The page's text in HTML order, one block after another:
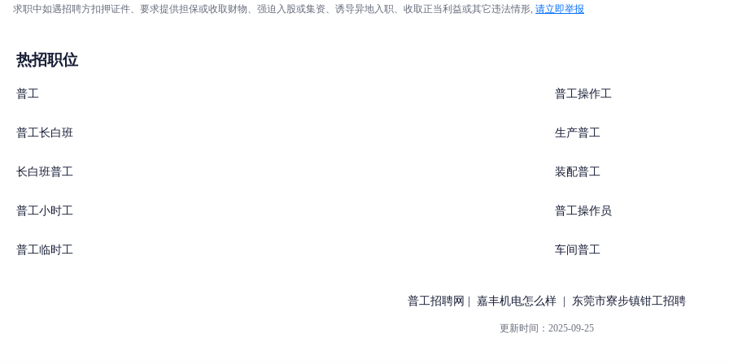
求职中如遇招聘方扣押证件、要求提供担保或收取财物、强迫入股或集资、诱导异地入职、收取正当利益或其它违法情形, 请立即举报
热招职位
普工 普工操作工
普工长白班 生产普工
长白班普工 装配普工
普工小时工 普工操作员
普工临时工 车间普工
普工招聘网 嘉丰机电怎么样 东莞市寮步镇钳工招聘
更新时间： 2025-09-25